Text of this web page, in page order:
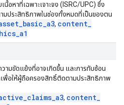
อหาที่เฉพาะเจาะจง (ISRC/UPC) ซึ่ง
ประสิทธิภาพในช่องทั้งหมดที่เป็นของตน
_basic_a3, content_
_a1
ามขัดแย้งที่อาจเกิดขึ้น และการทับซ้อน
พื่อให้ผู้ถือครองสิทธิ์ติดตามประสิทธิภาพ
_claims_a3, content_